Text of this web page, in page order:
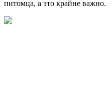
питомца, а это крайне важно.